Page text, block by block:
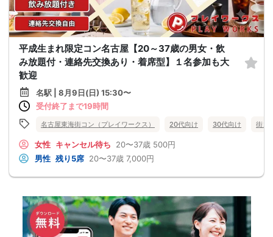
平成生まれ限定コン名古屋【20～37歳の男女・飲
み放題付・連絡先交換あり・着席型】１名参加も大
歓迎
名駅 | 8月9日(日) 15:30〜
受付終了まで19時間
名古屋東海街コン（プレイワークス） 20代向け 30代向け 街コ
女性 キャンセル待ち 20〜37歳 500円
男性 残り5席 20〜37歳 7,000円